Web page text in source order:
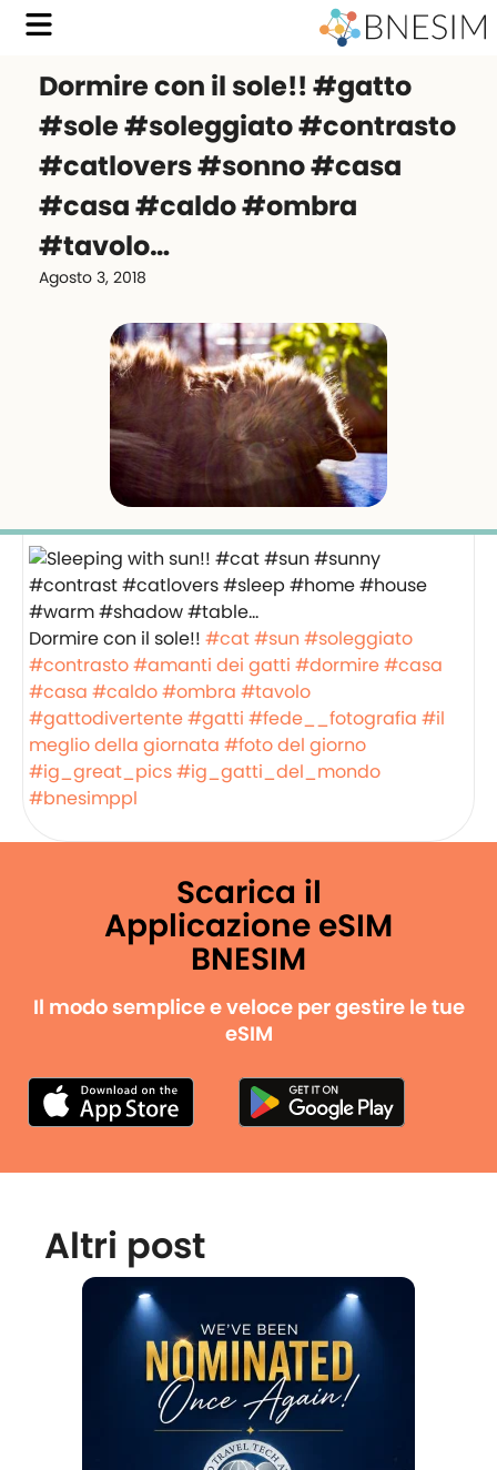
Dormire con il sole!! #gatto
#sole #soleggiato #contrasto
#catlovers #sonno #casa
#casa #caldo #ombra
#tavolo…
Agosto 3, 2018
Dormire con il sole!! #cat#sun #soleggiato
#contrasto#amanti dei gatti #dormire#casa
#casa #caldo#ombra #tavolo
#gattodivertente#gatti #fede__fotografia #il
meglio della giornata #foto del giorno
#ig_great_pics#ig_gatti_del_mondo
#bnesimppl
Scarica il
Applicazione eSIM
BNESIM
Il modo semplice e veloce per gestire le tue
eSIM
Altri post